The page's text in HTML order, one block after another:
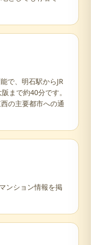
で、明石駅からJR
まで約40分です。
の主要都市への通
ンション情報を掲